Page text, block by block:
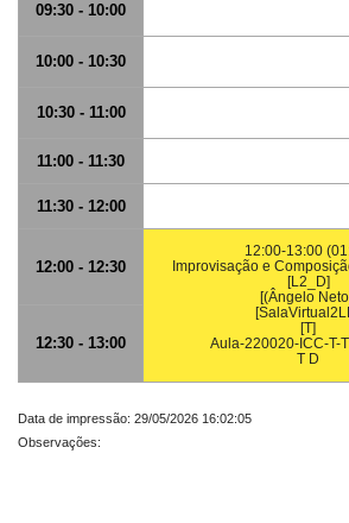
09:30 - 10:00
10:00 - 10:30
10:30 - 11:00
11:00 - 11:30
11:30 - 12:00
12:00 - 12:30
12:00-13:00
Improvisação e
[L2_D]
[(Ângelo
[T]
Aula-220020-ICC-T-
T D
12:30 - 13:00
Data de impressão: 29/05/2026 16:02:05
Observações: